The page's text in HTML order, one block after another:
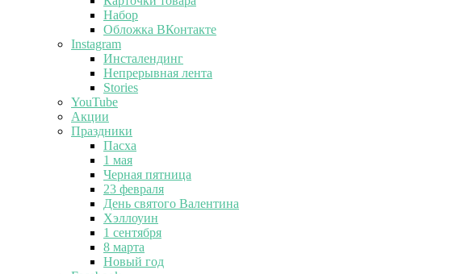
Набор
Обложка ВКонтакте
Instagram
Инсталендинг
Непрерывная лента
Stories
YouTube
Акции
Праздники
Пасха
1 мая
Черная пятница
23 февраля
День святого Валентина
Хэллоуин
1 сентября
8 марта
Новый год